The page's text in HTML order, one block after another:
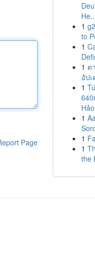
Page
1
to
1
1 ต
อัป
1
1
1
1
the